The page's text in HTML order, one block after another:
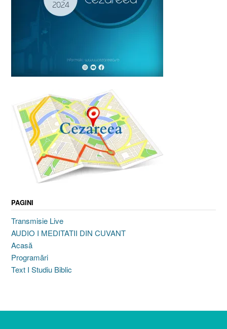
PAGINI
Transmisie Live
AUDIO I MEDITATII DIN CUVANT
Acasă
Programări
Text I Studiu Biblic